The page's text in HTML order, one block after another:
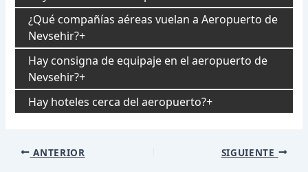
¿Qué compañías aéreas vuelan a Aeropuerto de
Nevsehir?
Hay consigna de equipaje en el aeropuerto de
Nevsehir?
Hay hoteles cerca del aeropuerto?
Navegación
ANTERIOR SIGUIENTE